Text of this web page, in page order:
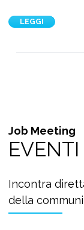
LEGGI
Job Meeting
EVENTI
Incontra
della